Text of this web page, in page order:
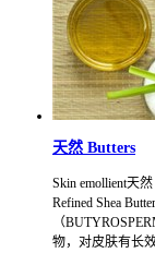
天然 Butters
Skin emollient天
Refined Shea
（
物，对皮肤有长